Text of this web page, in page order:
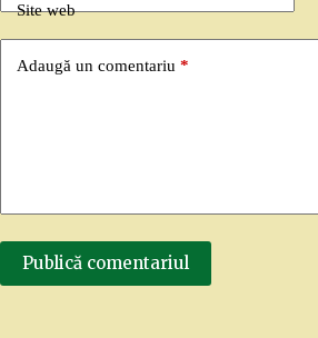
Site web
Adaugă un comentariu *
Publică comentariul